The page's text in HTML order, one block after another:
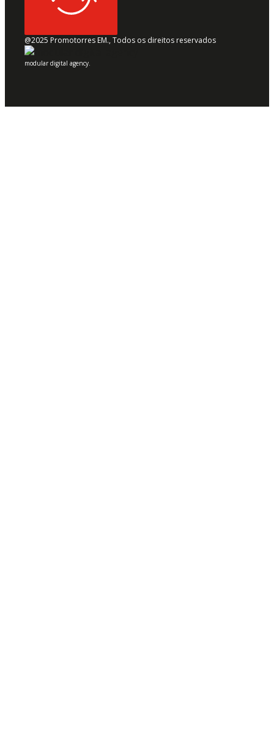
@2025 Promotorres EM., Todos os direitos reservados
modular digital agency.